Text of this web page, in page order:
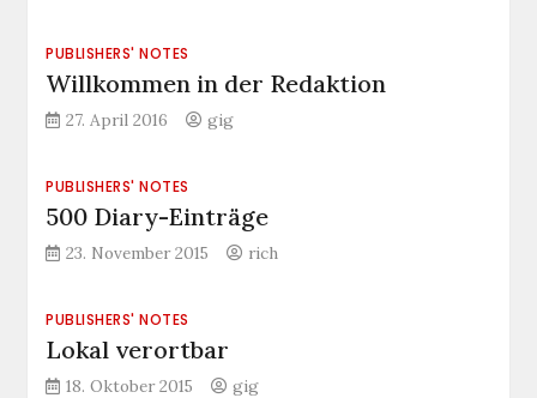
PUBLISHERS' NOTES
Willkommen in der Redaktion
27. April 2016 gig
PUBLISHERS' NOTES
500 Diary-Einträge
23. November 2015 rich
PUBLISHERS' NOTES
Lokal verortbar
18. Oktober 2015 gig